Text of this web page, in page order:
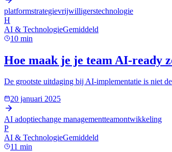
platformstrategievrijwilligerstechnologie
H
AI & TechnologieGemiddeld
10 min
Hoe maak je je team AI-ready
De grootste uitdaging bij AI-implementatie is niet
20 januari 2025
AI adoptiechange managementteamontwikkeling
P
AI & TechnologieGemiddeld
11 min